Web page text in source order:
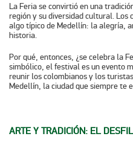
La Feria se convirtió en una
región y su diversidad cultural. Los
algo típico de Medellín: la alegría,
historia.
Por qué, entonces, ¿se celebra la
simbólico, el festival es un evento
reunir los colombianos y los
Medellín, la ciudad que siempre te
ARTE Y TRADICIÓN: EL